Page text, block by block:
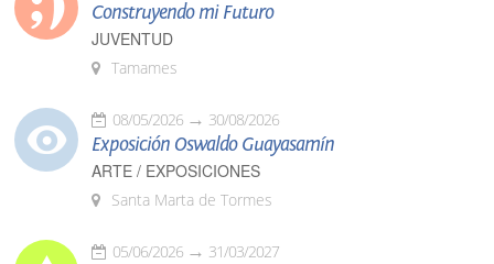
Construyendo mi Futuro
JUVENTUD
Tamames
08/05/2026 30/08/2026
Exposición Oswaldo Guayasamín
ARTE / EXPOSICIONES
Santa Marta de Tormes
05/06/2026 31/03/2027